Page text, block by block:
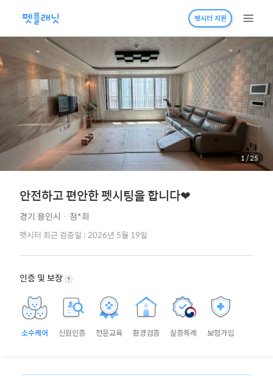
펫시터 지원
1/25
안전하고 편안한 펫시팅을 합니다❤
경기 용인시 · 정*희
펫시터 최근 검증일 : 2026년 5월 19일
인증 및 보장
소수케어 신원인증 전문교육 환경검증 실증특례 보험가입